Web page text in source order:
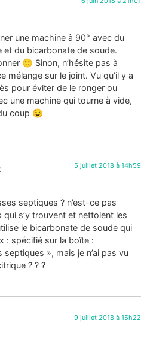
une machine à 90° avec du
et du bicarbonate de soude.
🙂 Sinon, n’hésite pas à
mélange sur le joint. Vu qu’il y a
pour éviter de le ronger ou
une machine qui tourne à vide,
coup 😉
5 juillet 2018 à 14h59
septiques ? n’est-ce pas
s’y trouvent et nettoient les
le bicarbonate de soude qui
: spécifié sur la boîte :
», mais je n’ai pas vu
? ? ?
9 juillet 2018 à 15h22